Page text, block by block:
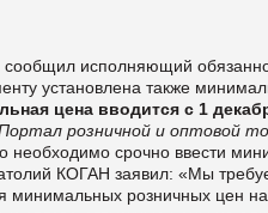
исполняющий
установлена также
цена вводится с 1
розничной и оптовой
необходимо срочно ввести
КОГАН заявил: «Мы
минимальных розничных цен